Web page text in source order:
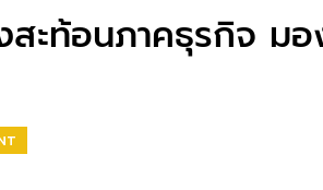
สะท้อนภาคธุรกิจ